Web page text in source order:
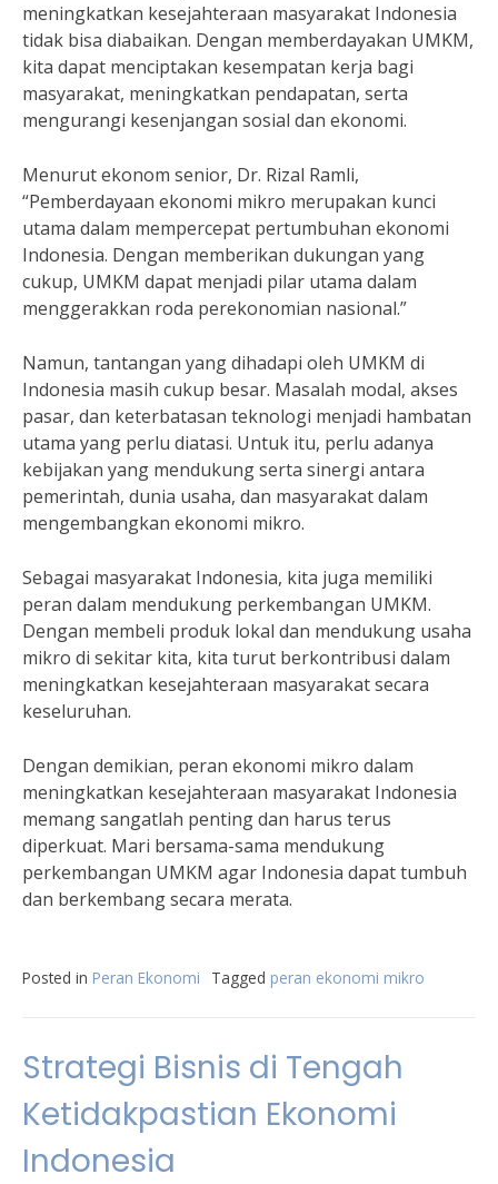
meningkatkan kesejahteraan masyarakat Indonesia
tidak bisa diabaikan. Dengan memberdayakan UMKM,
kita dapat menciptakan kesempatan kerja bagi
masyarakat, meningkatkan pendapatan, serta
mengurangi kesenjangan sosial dan ekonomi.
Menurut ekonom senior, Dr. Rizal Ramli,
“Pemberdayaan ekonomi mikro merupakan kunci
utama dalam mempercepat pertumbuhan ekonomi
Indonesia. Dengan memberikan dukungan yang
cukup, UMKM dapat menjadi pilar utama dalam
menggerakkan roda perekonomian nasional.”
Namun, tantangan yang dihadapi oleh UMKM di
Indonesia masih cukup besar. Masalah modal, akses
pasar, dan keterbatasan teknologi menjadi hambatan
utama yang perlu diatasi. Untuk itu, perlu adanya
kebijakan yang mendukung serta sinergi antara
pemerintah, dunia usaha, dan masyarakat dalam
mengembangkan ekonomi mikro.
Sebagai masyarakat Indonesia, kita juga memiliki
peran dalam mendukung perkembangan UMKM.
Dengan membeli produk lokal dan mendukung usaha
mikro di sekitar kita, kita turut berkontribusi dalam
meningkatkan kesejahteraan masyarakat secara
keseluruhan.
Dengan demikian, peran ekonomi mikro dalam
meningkatkan kesejahteraan masyarakat Indonesia
memang sangatlah penting dan harus terus
diperkuat. Mari bersama-sama mendukung
perkembangan UMKM agar Indonesia dapat tumbuh
dan berkembang secara merata.
Posted in Peran Ekonomi Tagged peran ekonomi mikro
Strategi Bisnis di Tengah
Ketidakpastian Ekonomi
Indonesia